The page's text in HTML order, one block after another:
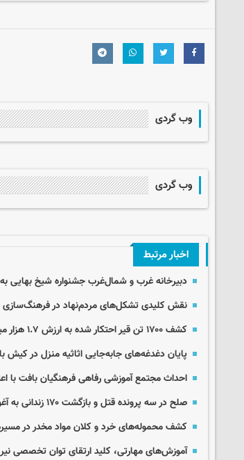
وب گردی
وب گردی
اخبار مرتبط
دبیرخانه غرب و شمال‌غرب جشنواره شیخ بهایی
نقش کلیدی تشکل‌های مردم‌نهاد در فرهنگ‌سازی
کشف ۱۷۰۰ تن قیر احتکار شده به ارزش ۱.۷ هزار میلیارد تومان در هرمزگان
پایان دغدغه‌های جابه‌جایی اثاثیه منزل در کیش
احداث مجتمع آموزشی رفاهی فرهنگیان بافت با اعتبار ۴۵ میلیارد
صلح در سه پرونده قتل و بازگشت ۱۷۰ زندانی به آغوش خانواده
کشف محموله‌های خرد و کلان مواد مخدر در
آموزش‌های مهارتی، کلید ارتقای توان تخصصی